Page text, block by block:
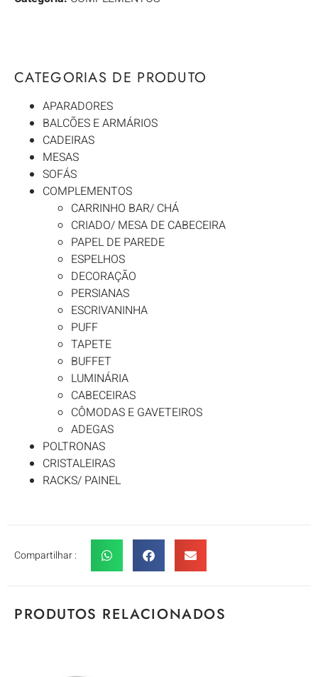
CATEGORIAS DE PRODUTO
APARADORES
BALCÕES E ARMÁRIOS
CADEIRAS
MESAS
SOFÁS
COMPLEMENTOS
CARRINHO BAR/ CHÁ
CRIADO/ MESA DE CABECEIRA
PAPEL DE PAREDE
ESPELHOS
DECORAÇÃO
PERSIANAS
ESCRIVANINHA
PUFF
TAPETE
BUFFET
LUMINÁRIA
CABECEIRAS
CÔMODAS E GAVETEIROS
ADEGAS
POLTRONAS
CRISTALEIRAS
RACKS/ PAINEL
Compartilhar :
PRODUTOS RELACIONADOS